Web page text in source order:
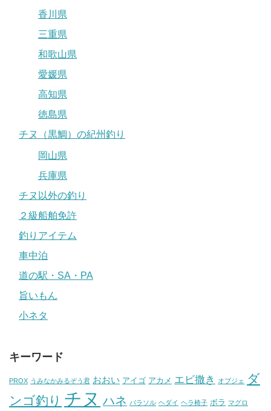
香川県
三重県
和歌山県
愛媛県
高知県
徳島県
チヌ（黒鯛）の紀州釣り
岡山県
兵庫県
チヌ以外の釣り
２級船舶免許
釣りアイテム
車中泊
道の駅・SA・PA
旨いもん
小ネタ
キーワード
PROX うみなかみるぞう君 おおい アイゴ アカメ エビ撒き オブジェ
ダ
ンゴ釣り チヌ ハネ パラソル ヘダイ ヘラ椅子 ボラ マグロ